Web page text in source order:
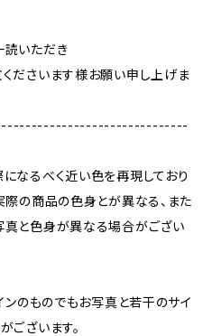
読いただき
ださいます様お願い申し上げま
なるべく近い色を再現しており
際の商品の色身とが異なる、また
と色身が異なる場合がござい
ンのものでもお写真と若干のサイ
ございます。